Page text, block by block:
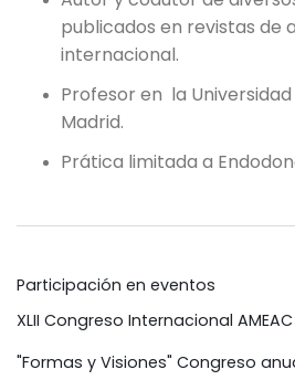
publicados en revistas de
internacional.
Profesor en la
Madrid.
Prática limitada a
Participación en eventos
XLII Congreso Internacional AMEAC
"Formas y Visiones" Congreso